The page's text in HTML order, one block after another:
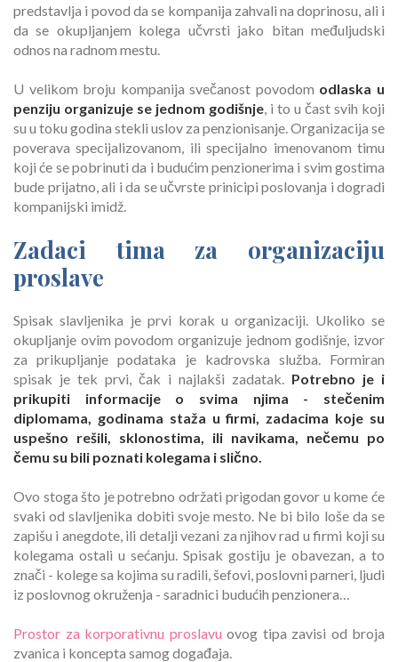
predstavlja i povod da se kompanija zahvali na doprinosu, ali i
da se okupljanjem kolega učvrsti jako bitan međuljudski
odnos na radnom mestu.
U velikom broju kompanija svečanost povodom odlaska u
penziju organizuje se jednom godišnje , i to u čast svih koji
su u toku godina stekli uslov za penzionisanje. Organizacija se
poverava specijalizovanom, ili specijalno imenovanom timu
koji će se pobrinuti da i budućim penzionerima i svim gostima
bude prijatno, ali i da se učvrste prinicipi poslovanja i dogradi
kompanijski imidž.
Zadaci tima za organizaciju
proslave
Spisak slavljenika je prvi korak u organizaciji. Ukoliko se
okupljanje ovim povodom organizuje jednom godišnje, izvor
za prikupljanje podataka je kadrovska služba. Formiran
spisak je tek prvi, čak i najlakši zadatak.
Potrebno je i
prikupiti informacije o svima njima - stečenim
diplomama, godinama staža u firmi, zadacima koje su
uspešno rešili, sklonostima, ili navikama, nečemu po
čemu su bili poznati kolegama i slično.
Ovo stoga što je potrebno održati prigodan govor u kome će
svaki od slavljenika dobiti svoje mesto. Ne bi bilo loše da se
zapišu i anegdote, ili detalji vezani za njihov rad u firmi koji su
kolegama ostali u sećanju. Spisak gostiju je obavezan, a to
znači - kolege sa kojima su radili, šefovi, poslovni parneri, ljudi
iz poslovnog okruženja - saradnici budućih penzionera…
Prostor za korporativnu proslavu ovog tipa zavisi od broja
zvanica i koncepta samog događaja.